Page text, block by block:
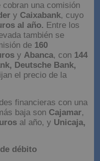
una comisión
y Caixabank, cuyo
al año. Entre los
también se
de 160
y Abanca, con 144
Deutsche Bank,
el precio de la
financieras con una
baja son Cajamar,
al año, y Unicaja,
débito